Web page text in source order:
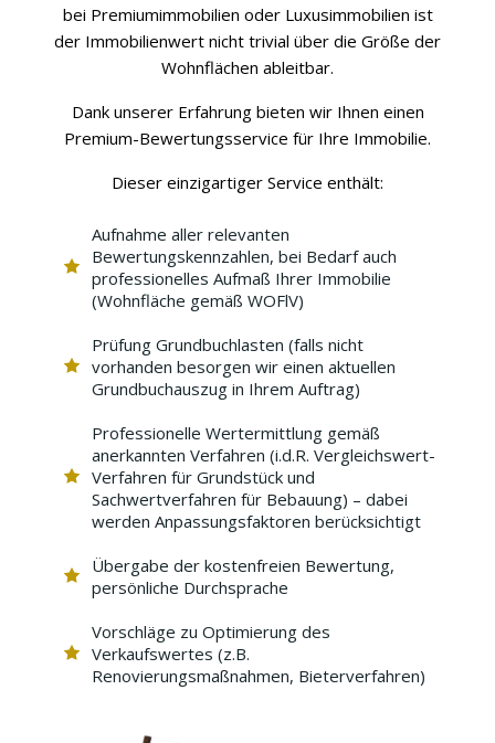
bei Premiumimmobilien oder Luxusimmobilien ist
der Immobilienwert nicht trivial über die Größe der
Wohnflächen ableitbar.
Dank unserer Erfahrung bieten wir Ihnen einen
Premium-Bewertungsservice für Ihre Immobilie.
Dieser einzigartiger Service enthält:
Aufnahme aller relevanten
Bewertungskennzahlen, bei Bedarf auch
professionelles Aufmaß Ihrer Immobilie
(Wohnfläche gemäß WOFlV)
Prüfung Grundbuchlasten (falls nicht
vorhanden besorgen wir einen aktuellen
Grundbuchauszug in Ihrem Auftrag)
Professionelle Wertermittlung gemäß
anerkannten Verfahren (i.d.R. Vergleichswert-
Verfahren für Grundstück und
Sachwertverfahren für Bebauung) – dabei
werden Anpassungsfaktoren berücksichtigt
Übergabe der kostenfreien Bewertung,
persönliche Durchsprache
Vorschläge zu Optimierung des
Verkaufswertes (z.B.
Renovierungsmaßnahmen, Bieterverfahren)